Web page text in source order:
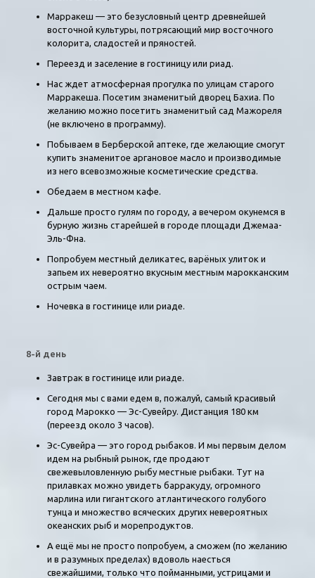
Марракеш — это безусловный центр древнейшей
восточной культуры, потрясающий мир восточного
колорита, сладостей и пряностей.
Переезд и заселение в гостиницу или риад.
Нас ждет атмосферная прогулка по улицам старого
Марракеша. Посетим знаменитый дворец Бахиа. По
желанию можно посетить знаменитый сад Мажореля
(не включено в программу).
Побываем в Берберской аптеке, где желающие смогут
купить знаменитое аргановое масло и производимые
из него всевозможные косметические средства.
Обедаем в местном кафе.
Дальше просто гулям по городу, а вечером окунемся в
бурную жизнь старейшей в городе площади Джемаа-
Эль-Фна.
Попробуем местный деликатес, варёных улиток и
запьем их невероятно вкусным местным марокканским
острым чаем.
Ночевка в гостинице или риаде.
8-й день
Завтрак в гостинице или риаде.
Сегодня мы с вами едем в, пожалуй, самый красивый
город Марокко — Эс-Сувейру. Дистанция 180 км
(переезд около 3 часов).
Эс-Сувейра — это город рыбаков. И мы первым делом
идем на рыбный рынок, где продают
свежевыловленную рыбу местные рыбаки. Тут на
прилавках можно увидеть барракуду, огромного
марлина или гигантского атлантического голубого
тунца и множество всяческих других невероятных
океанских рыб и морепродуктов.
А ещё мы не просто попробуем, а сможем (по желанию
и в разумных пределах) вдоволь наесться
свежайшими, только что пойманными, устрицами и